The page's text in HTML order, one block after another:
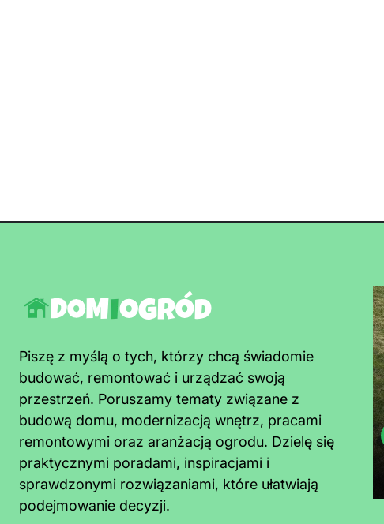
Piszę z myślą o tych, którzy chcą świadomie
budować, remontować i urządzać swoją
przestrzeń. Poruszamy tematy związane z
budową domu, modernizacją wnętrz, pracami
remontowymi oraz aranżacją ogrodu. Dzielę się
praktycznymi poradami, inspiracjami i
sprawdzonymi rozwiązaniami, które ułatwiają
podejmowanie decyzji.